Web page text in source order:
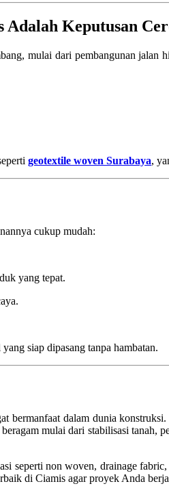
Keputusan
mulai dari pembangunan
geotextile woven Surabaya,
cukup mudah:
yang tepat.
siap dipasang tanpa hambatan.
bermanfaat dalam dunia
mulai dari stabilisasi tanah,
seperti non woven, drainage
di Ciamis agar proyek Anda